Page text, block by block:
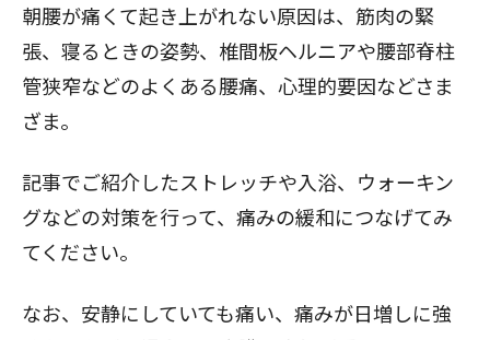
朝腰が痛くて起き上がれない原因は、筋肉の緊
張、寝るときの姿勢、椎間板ヘルニアや腰部脊柱
管狭窄などのよくある腰痛、心理的要因などさま
ざま。
記事でご紹介したストレッチや入浴、ウォーキン
グなどの対策を行って、痛みの緩和につなげてみ
てください。
なお、安静にしていても痛い、痛みが日増しに強